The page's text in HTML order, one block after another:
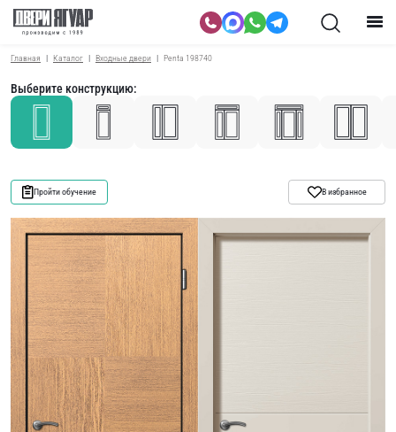
Главная Каталог Входные двери Penta 198740
Выберите конструкцию:
Пройти обучение В избранное